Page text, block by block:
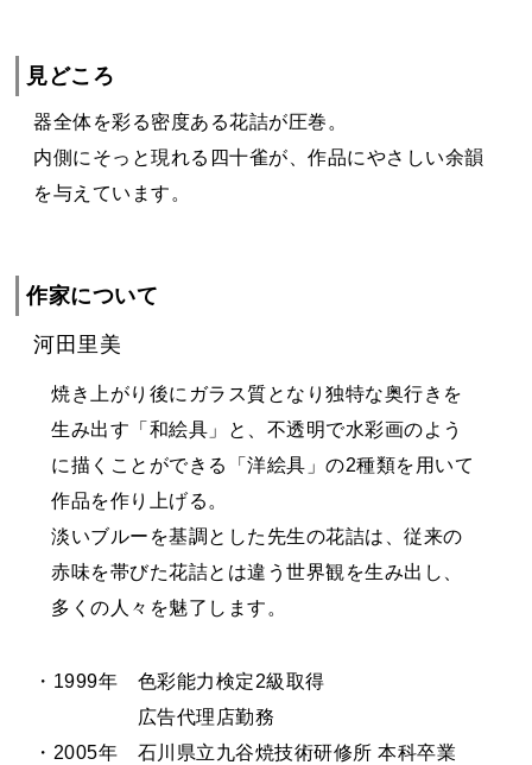
見どころ
器全体を彩る密度ある花詰が圧巻。
内側にそっと現れる四十雀が、作品にやさしい余韻
を与えています。
作家について
河田里美
焼き上がり後にガラス質となり独特な奥行きを
生み出す「和絵具」と、不透明で水彩画のよう
に描くことができる「洋絵具」の2種類を用いて
作品を作り上げる。
淡いブルーを基調とした先生の花詰は、従来の
赤味を帯びた花詰とは違う世界観を生み出し、
多くの人々を魅了します。
・1999年 色彩能力検定2級取得
広告代理店勤務
・2005年 石川県立九谷焼技術研修所 本科卒業